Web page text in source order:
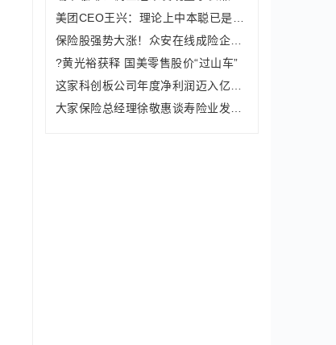
?黄光裕获释 国美零售股价“过山车”